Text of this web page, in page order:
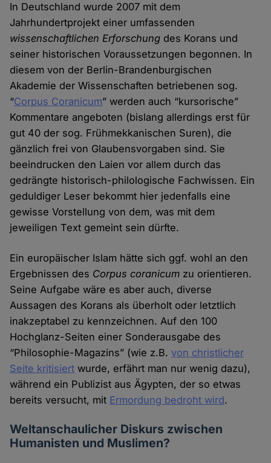
In Deutschland wurde 2007 mit dem
Jahrhundertprojekt einer umfassenden
wissenschaftlichen Erforschung des Korans und
seiner historischen Voraussetzungen begonnen. In
diesem von der Berlin-Brandenburgischen
Akademie der Wissenschaften betriebenen sog.
“Corpus Coranicum” werden auch “kursorische”
Kommentare angeboten (bislang allerdings erst für
gut 40 der sog. Frühmekkanischen Suren), die
gänzlich frei von Glaubensvorgaben sind. Sie
beeindrucken den Laien vor allem durch das
gedrängte historisch-philologische Fachwissen. Ein
geduldiger Leser bekommt hier jedenfalls eine
gewisse Vorstellung von dem, was mit dem
jeweiligen Text gemeint sein dürfte.
Ein europäischer Islam hätte sich ggf. wohl an den
Ergebnissen des Corpus coranicum zu orientieren.
Seine Aufgabe wäre es aber auch, diverse
Aussagen des Korans als überholt oder letztlich
inakzeptabel zu kennzeichnen. Auf den 100
Hochglanz-Seiten einer Sonderausgabe des
“Philosophie-Magazins” (wie z.B.von christlicher
Seite kritisiert wurde, erfährt man nur wenig dazu),
während ein Publizist aus Ägypten, der so etwas
bereits versucht, mit Ermordung bedroht wird.
Weltanschaulicher Diskurs zwischen
Humanisten und Muslimen?